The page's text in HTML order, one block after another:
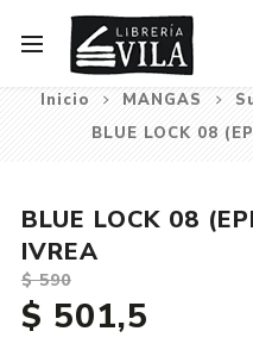
Inicio MANGAS
BLUE LOCK 08
BLUE LOCK 08
IVREA
$ 590
$ 501,5